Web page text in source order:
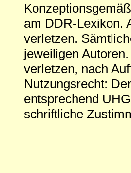
am DDR-Lexikon.
verletzen.
jeweiligen
verletzen, nach
Nutzungsrecht:
entsprechend
schriftliche